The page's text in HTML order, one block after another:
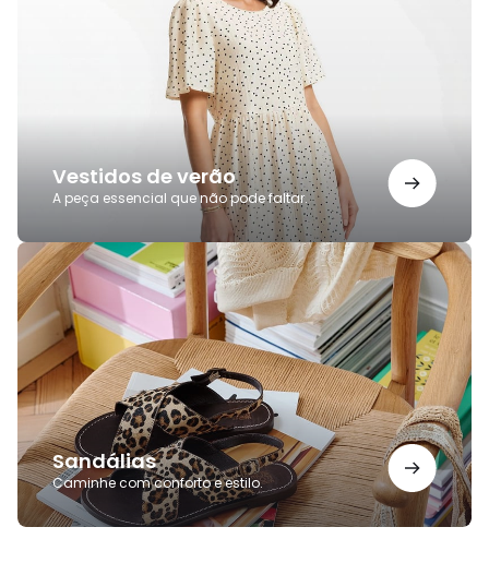
Vestidos de verão
A peça essencial que não pode faltar.
Sandálias
Caminhe com conforto e estilo.
Sandálias